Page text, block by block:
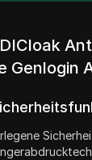
Genlogin